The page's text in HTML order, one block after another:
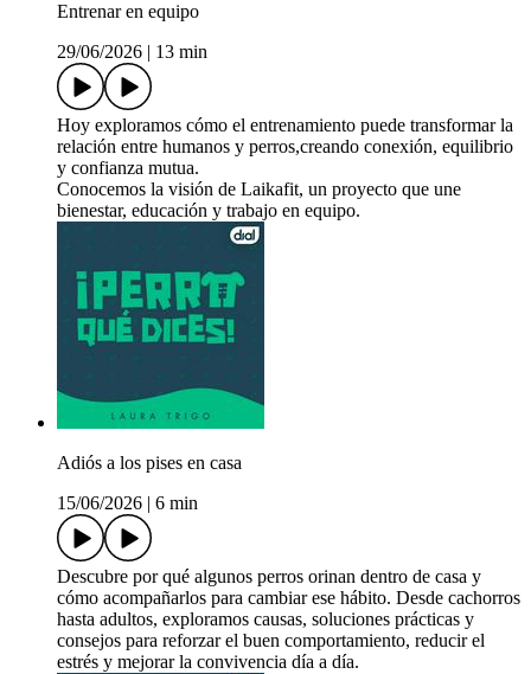
Entrenar en equipo
29/06/2026
13 min
Hoy exploramos cómo el entrenamiento puede transformar la
relación entre humanos y perros,creando conexión, equilibrio
y confianza mutua.
Conocemos la visión de Laikafit, un proyecto que une
bienestar, educación y trabajo en equipo.
Adiós a los pises en casa
15/06/2026
6 min
Descubre por qué algunos perros orinan dentro de casa y
cómo acompañarlos para cambiar ese hábito. Desde cachorros
hasta adultos, exploramos causas, soluciones prácticas y
consejos para reforzar el buen comportamiento, reducir el
estrés y mejorar la convivencia día a día.